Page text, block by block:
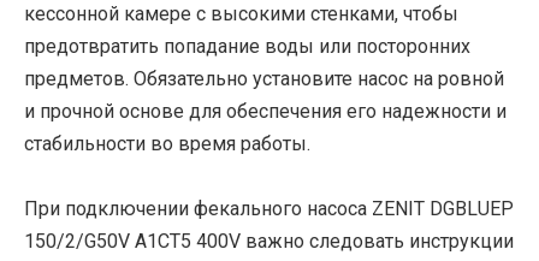
кессонной камере с высокими стенками, чтобы
предотвратить попадание воды или посторонних
предметов. Обязательно установите насос на ровной
и прочной основе для обеспечения его надежности и
стабильности во время работы.
При подключении фекального насоса ZENIT DGBLUEP
150/2/G50V A1CT5 400V важно следовать инструкции